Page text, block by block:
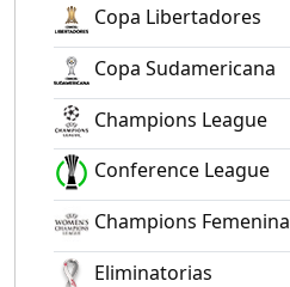
Copa Libertadores
Copa Sudamericana
Champions League
Conference League
Champions Femenina
Eliminatorias